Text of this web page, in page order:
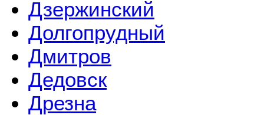
Дзержинский
Долгопрудный
Дмитров
Дедовск
Дрезна